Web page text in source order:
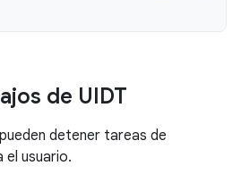
de UIDT
detener tareas de
el usuario.